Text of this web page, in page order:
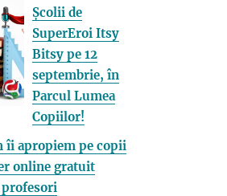
Școlii de
SuperEroi Itsy
Bitsy pe 12
septembrie, în
Parcul Lumea
Copiilor!
îi apropiem pe copii
online gratuit